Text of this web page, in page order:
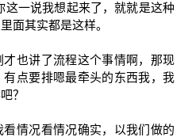
一说我想起来了，就就是这种
面其实都是这样。
也讲了流程这个事情啊，那现
点要排嗯最牵头的东西我，我
？
情况看情况确实，以我们做的